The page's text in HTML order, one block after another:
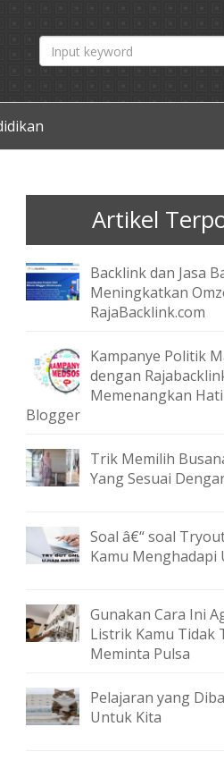
Artikel
Backlink dan Jasa
Meningkatkan
RajaBacklink.com
Kampanye Politik
dengan
Memenangkan
Blogger
Trik Memilih
Yang Sesuai
Soal â€“ soal
Kamu Menghadapi
Gunakan Cara Ini
Listrik Kamu Tidak
Meminta Pulsa
Pelajaran yang
Untuk Kita